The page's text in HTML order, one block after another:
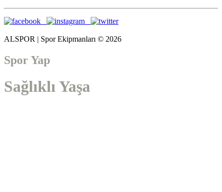
ALSPOR | Spor Ekipmanları © 2026
Spor Yap
Sağlıklı Yaşa